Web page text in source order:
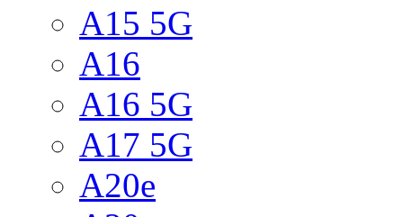
A15 5G
A16
A16 5G
A17 5G
A20e